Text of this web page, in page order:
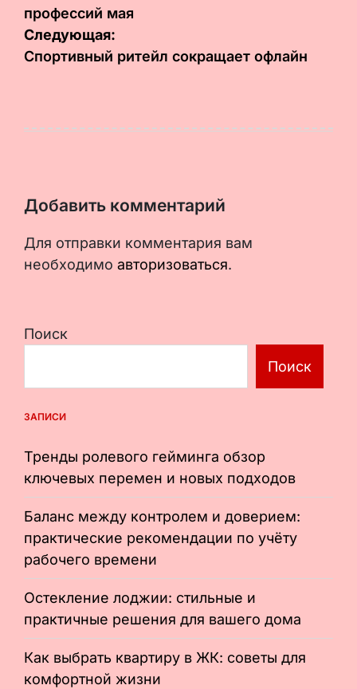
записям
профессий мая
Следующая:
Спортивный ритейл сокращает офлайн
Добавить комментарий
Для отправки комментария вам
необходимо авторизоваться.
Поиск
Поиск
ЗАПИСИ
Тренды ролевого гейминга обзор
ключевых перемен и новых подходов
Баланс между контролем и доверием:
практические рекомендации по учёту
рабочего времени
Остекление лоджии: стильные и
практичные решения для вашего дома
Как выбрать квартиру в ЖК: советы для
комфортной жизни